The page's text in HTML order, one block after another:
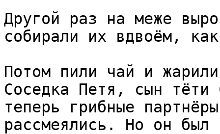
Другой раз на меже
собирали их вдвоём,
Потом пили чай и
Соседка Петя, сын
теперь грибные
рассмеялись. Но он был